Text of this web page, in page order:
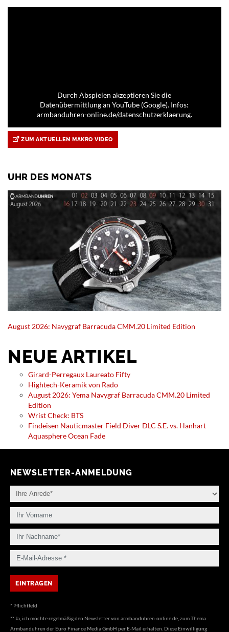
Durch Abspielen akzeptieren Sie die
Datenübermittlung an YouTube (Google). Infos:
armbanduhren-online.de/datenschutzerklaerung.
ZUM AKTUELLEN MAKRO VIDEO
UHR DES MONATS
August 2026: Navygraf Barracuda CMM.20 Limited Edition
NEUE ARTIKEL
Girard-Perregaux Laureato Fifty
Hightech-Keramik von Rado
August 2026: Yema Navygraf Barracuda CMM.20 Limited
Edition
Wrist Check: BTS
Findeisen Nauticmaster Field Diver DLC S.E. vs. Hanhart
Aquasphere Ocean Fade
NEWSLETTER-ANMELDUNG
* Pflichtfeld
** Ja, ich möchte regelmäßig den Newsletter von armbanduhren-online.de, zum Thema
Armbanduhren der Euro Finance Media GmbH per E-Mail erhalten. Diese Einwilligung